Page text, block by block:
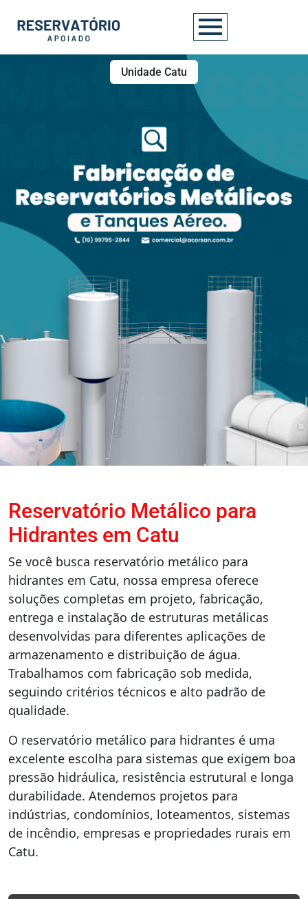
Unidade Catu
Reservatório Metálico para
Hidrantes em Catu
Se você busca reservatório metálico para
hidrantes em Catu, nossa empresa oferece
soluções completas em projeto, fabricação,
entrega e instalação de estruturas metálicas
desenvolvidas para diferentes aplicações de
armazenamento e distribuição de água.
Trabalhamos com fabricação sob medida,
seguindo critérios técnicos e alto padrão de
qualidade.
O reservatório metálico para hidrantes é uma
excelente escolha para sistemas que exigem boa
pressão hidráulica, resistência estrutural e longa
durabilidade. Atendemos projetos para
indústrias, condomínios, loteamentos, sistemas
de incêndio, empresas e propriedades rurais em
Catu.